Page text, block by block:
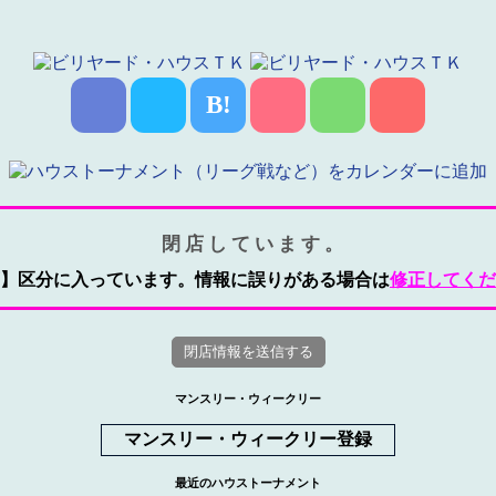
B!
閉店しています。
区分に入っています。情報に誤りがある場合は修正してく
マンスリー・ウィークリー
マンスリー・ウィークリー登録
最近のハウストーナメント